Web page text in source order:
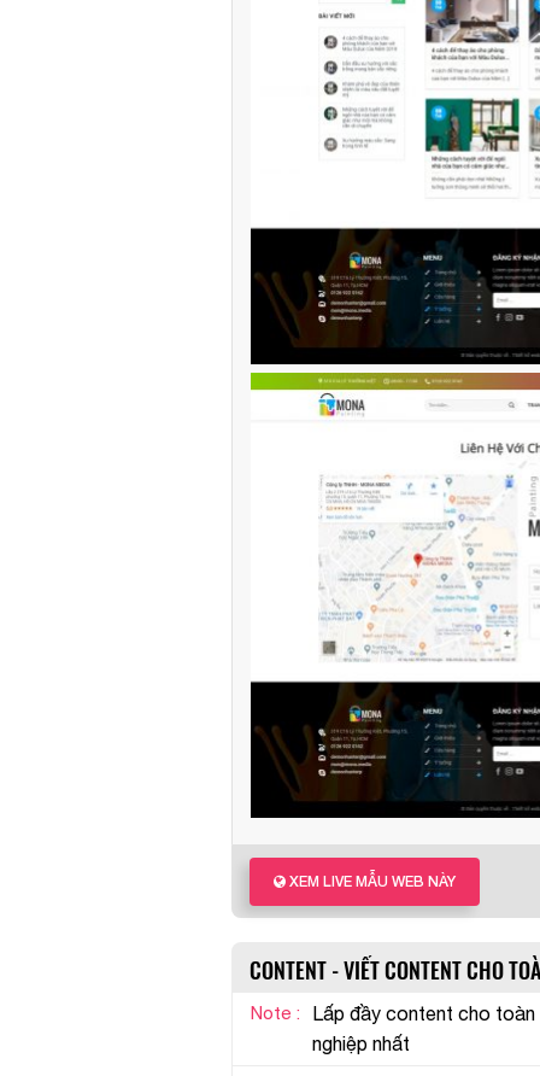
XEM LIVE MẪU WEB NÀY
CONTENT - VIẾT CONTENT CHO
Note :
Lấp đầy content cho toàn
nghiệp nhất